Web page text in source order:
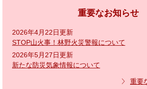
重要なお知らせ
2026年4月22日更新
STOP山火事！林野火災警報について
2026年5月27日更新
新たな防災気象情報について
重要